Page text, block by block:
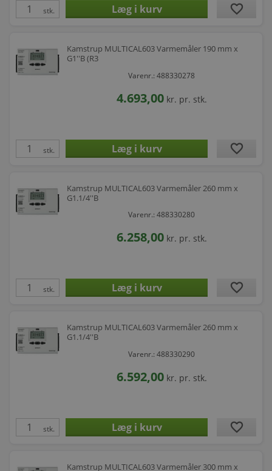
stk. favorite
Kamstrup MULTICAL603 Varmemåler 190 mm x
G1''B (R3
Varenr.: 488330278
4.693,00 kr. pr. stk.
stk. favorite
Kamstrup MULTICAL603 Varmemåler 260 mm x
G1.1/4''B
Varenr.: 488330280
6.258,00 kr. pr. stk.
stk. favorite
Kamstrup MULTICAL603 Varmemåler 260 mm x
G1.1/4''B
Varenr.: 488330290
6.592,00 kr. pr. stk.
stk. favorite
Kamstrup MULTICAL603 Varmemåler 300 mm x